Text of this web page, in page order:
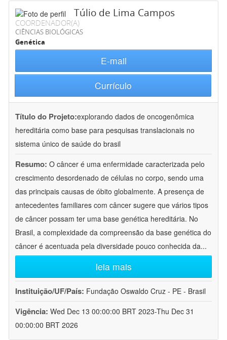
Túlio de Lima Campos
COORDENADOR(A)
CIÊNCIAS BIOLÓGICAS
Genética
E-mail
Currículo
Título do Projeto:explorando dados de oncogenômica
hereditária como base para pesquisas translacionais no
sistema único de saúde do brasil
Resumo: O câncer é uma enfermidade caracterizada pelo
crescimento desordenado de células no corpo, sendo uma
das principais causas de óbito globalmente. A presença de
antecedentes familiares com câncer sugere que vários tipos
de câncer possam ter uma base genética hereditária. No
Brasil, a complexidade da compreensão da base genética do
câncer é acentuada pela diversidade pouco conhecida da...
leia mais
Instituição/UF/País: Fundação Oswaldo Cruz - PE - Brasil
Vigência: Wed Dec 13 00:00:00 BRT 2023-Thu Dec 31
00:00:00 BRT 2026